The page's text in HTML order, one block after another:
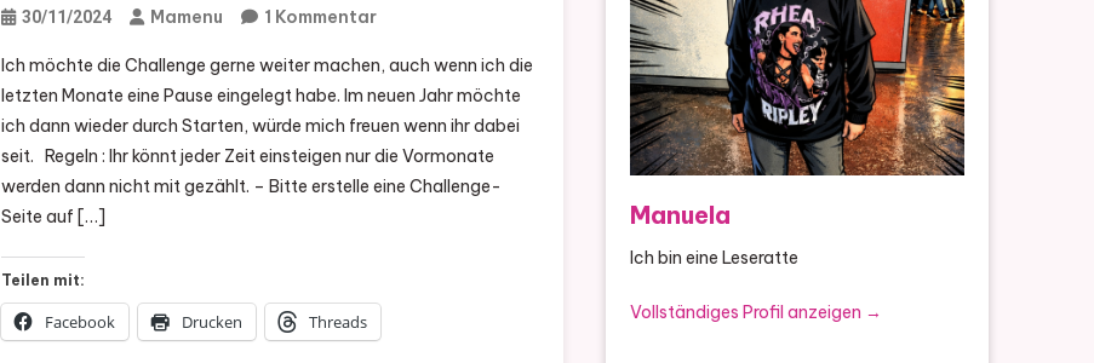
30/11/2024 Mamenu 1 KommentarZu
LESE-
CHALLENGE
2025
Ich möchte die Challenge gerne weiter machen, auch wenn ich die
letzten Monate eine Pause eingelegt habe. Im neuen Jahr möchte
ich dann wieder durch Starten, würde mich freuen wenn ihr dabei
seit. Regeln : Ihr könnt jeder Zeit einsteigen nur die Vormonate
werden dann nicht mit gezählt. – Bitte erstelle eine Challenge-
Seite auf […]
Teilen mit:
Facebook Drucken Threads
Manuela
Ich bin eine Leseratte
Vollständiges Profil anzeigen →